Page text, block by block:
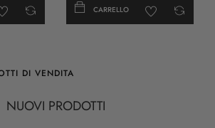
CARRELLO
DI VENDITA
NUOVI PRODOTTI